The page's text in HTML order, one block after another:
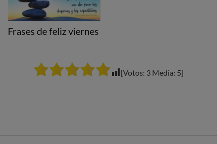
Frases de feliz viernes
[Votos: 3 Media: 5]